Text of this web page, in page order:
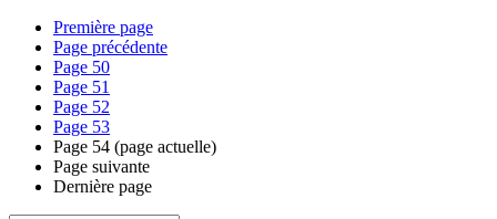
Première page
Page précédente
Page 50
Page 51
Page 52
Page 53
Page 54 (page actuelle)
Page suivante
Dernière page